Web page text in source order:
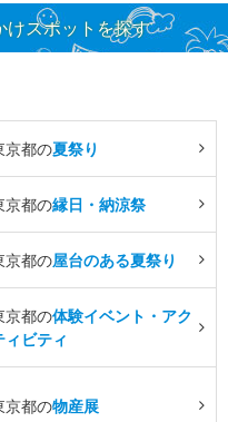
けスポットを探す
京都の夏祭り
京都の縁日・納涼祭
京都の屋台のある夏祭り
京都の体験イベント・アク
ィビティ
京都の物産展